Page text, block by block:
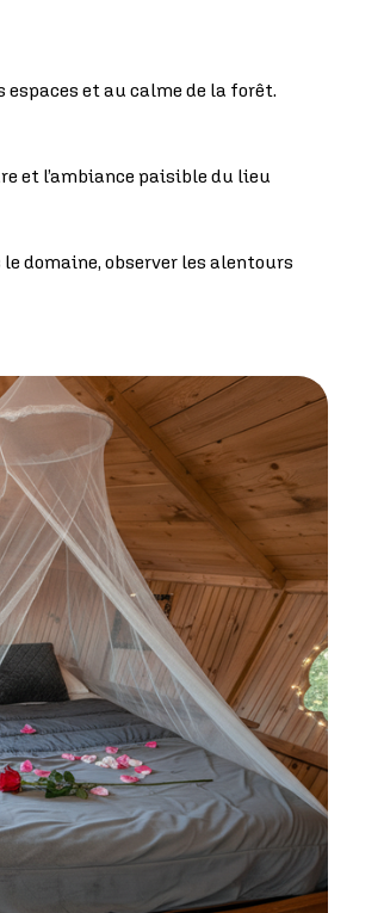
espaces et au calme de la forêt.
et l’ambiance paisible du lieu
domaine, observer les alentours